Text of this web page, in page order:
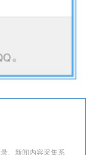
、新闻内容采集系